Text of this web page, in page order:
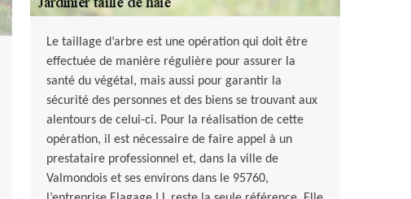
Le taillage d’arbre est une opération qui doit être
effectuée de manière régulière pour assurer la
santé du végétal, mais aussi pour garantir la
sécurité des personnes et des biens se trouvant aux
alentours de celui-ci. Pour la réalisation de cette
opération, il est nécessaire de faire appel à un
prestataire professionnel et, dans la ville de
Valmondois et ses environs dans le 95760,